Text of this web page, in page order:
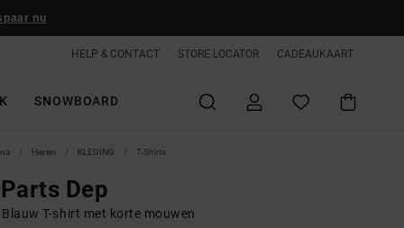
nu
HELP & CONTACT STORE LOCATOR CADEAUKAART
SNOWBOARD
Heren KLEDING T-Shirts
Dep
Blauw T-shirt met korte mouwen